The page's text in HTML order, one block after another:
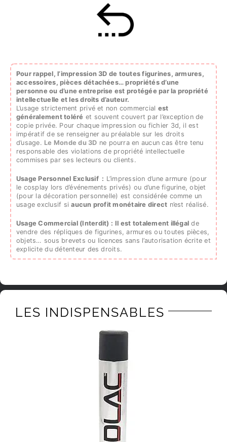
Pour rappel, l’impression 3D de toutes figurines, armures,
accessoires, pièces détachées…propriétés d’une
personne ou d’une entreprise est protégée par la propriété
intellectuelle et les droits d’auteur.
L’usage strictement privé et non commercial est
généralement toléré et souvent couvert par l’exception de
copie privée. Pour chaque impression ou fichier 3d, il est
impératif de se renseigner au préalable sur les droits
d’usage. Le Monde du 3D ne pourra en aucun cas être tenu
responsable des violations de propriété intellectuelle
commises par ses lecteurs ou clients.
Usage Personnel Exclusif : L’impression d’une armure (pour
le cosplay lors d’événements privés) ou d’une figurine, objet
(pour la décoration personnelle) est considérée comme un
usage exclusif siaucun profit monétaire direct n’est réalisé.
Usage Commercial (Interdit) : Il est totalement illégal de
vendre des répliques de figurines, armures ou toutes pièces,
objets… sous brevets ou licences sans l’autorisation écrite et
explicite du détenteur des droits.
LES INDISPENSABLES